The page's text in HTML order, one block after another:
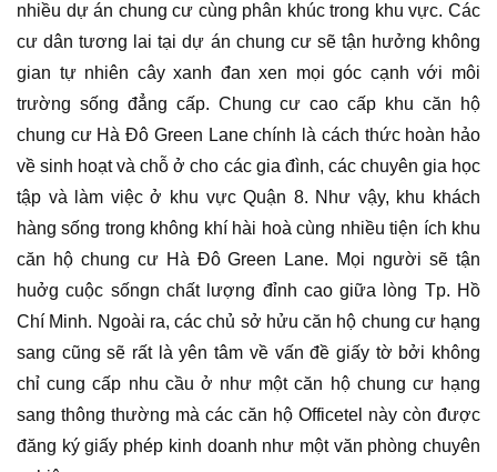
nhiều dự án chung cư cùng phân khúc trong khu vực. Các
cư dân tương lai tại dự án chung cư sẽ tận hưởng không
gian tự nhiên cây xanh đan xen mọi góc cạnh với môi
trường sống đẳng cấp. Chung cư cao cấp khu căn hộ
chung cư Hà Đô Green Lane chính là cách thức hoàn hảo
về sinh hoạt và chỗ ở cho các gia đình, các chuyên gia học
tập và làm việc ở khu vực Quận 8. Như vậy, khu khách
hàng sống trong không khí hài hoà cùng nhiều tiện ích khu
căn hộ chung cư Hà Đô Green Lane. Mọi người sẽ tận
huởg cuộc sốngn chất lượng đỉnh cao giữa lòng Tp. Hồ
Chí Minh. Ngoài ra, các chủ sở hửu căn hộ chung cư hạng
sang cũng sẽ rất là yên tâm về vấn đề giấy tờ bởi không
chỉ cung cấp nhu cầu ở như một căn hộ chung cư hạng
sang thông thường mà các căn hộ Officetel này còn được
đăng ký giấy phép kinh doanh như một văn phòng chuyên